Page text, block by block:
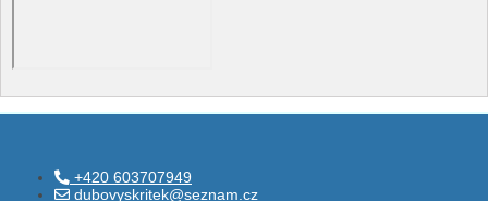
+420 603707949
dubovyskritek@seznam.cz